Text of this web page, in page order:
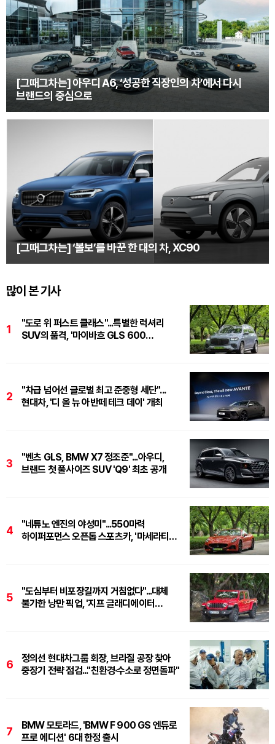
[그때그차는] 아우디 A6, ‘성공한 직장인의 차’에서 다시
브랜드의 중심으로
[그때그차는] ‘볼보’를 바꾼 한 대의 차, XC90
많이 본 기사
1
"도로 위 퍼스트 클래스"...특별한 럭셔리
SUV의 품격, '마이바흐 GLS 600
2
"차급 넘어선 글로벌 최고 준중형 세단"...
현대차, '디 올 뉴 아반떼 테크 데이' 개최
3
"벤츠 GLS, BMW X7 정조준"...아우디,
브랜드 첫 풀사이즈 SUV 'Q9' 최초 공개
4
"네튜노 엔진의 야성미"...550마력
하이퍼포먼스 오픈톱 스포츠카, '마세라티
5
"도심부터 비포장길까지 거침없다"...대체
불가한 낭만 픽업, '지프 글래디에이터
6
정의선 현대차그룹 회장, 브라질 공장 찾아
중장기 전략 점검..."친환경·수소로 정면돌파"
7
BMW 모토라드, 'BMW F 900 GS 엔듀로
프로 에디션' 6대 한정 출시